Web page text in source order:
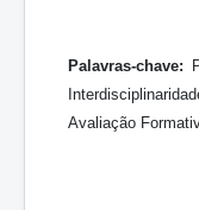
Palavras-chave:
Avaliação